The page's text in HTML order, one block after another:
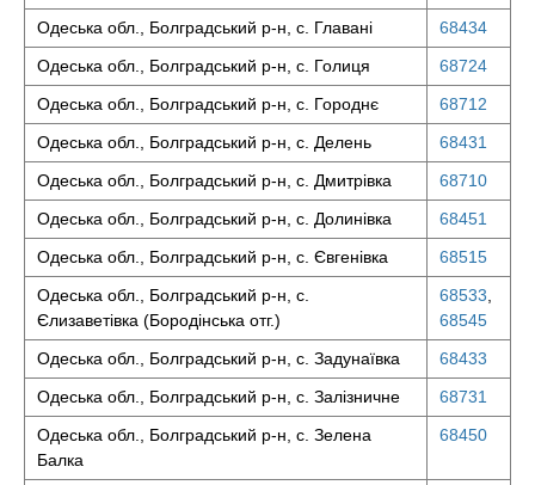
Одеська обл., Болградський р-н, с. Главані
68434
Одеська обл., Болградський р-н, с. Голиця
68724
Одеська обл., Болградський р-н, с. Городнє
68712
Одеська обл., Болградський р-н, с. Делень
68431
Одеська обл., Болградський р-н, с. Дмитрівка
68710
Одеська обл., Болградський р-н, с. Долинівка
68451
Одеська обл., Болградський р-н, с. Євгенівка
68515
Одеська обл., Болградський р-н, с.
Єлизаветівка (Бородінська отг.)
68533
68545
Одеська обл., Болградський р-н, с. Задунаївка
68433
Одеська обл., Болградський р-н, с. Залізничне
68731
Одеська обл., Болградський р-н, с. Зелена
Балка
68450